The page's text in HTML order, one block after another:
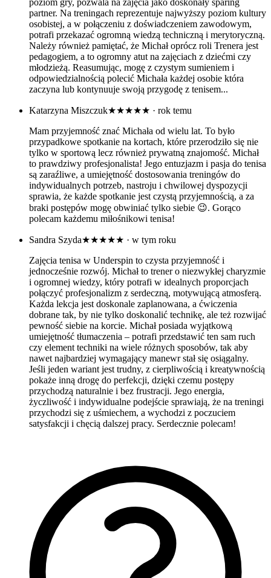
poziom gry, pozwala na zajęcia jako doskonały sparing
partner. Na treningach reprezentuje najwyższy poziom kultury
osobistej, a w połączeniu z doświadczeniem zawodowym,
potrafi przekazać ogromną wiedzą techniczną i merytoryczną.
Należy również pamiętać, że Michał oprócz roli Trenera jest
pedagogiem, a to ogromny atut na zajęciach z dziećmi czy
młodzieżą. Reasumując, mogę z czystym sumieniem i
odpowiedzialnością polecić Michała każdej osobie która
zaczyna lub kontynuuje swoją przygodę z tenisem...
Katarzyna Miszczuk★★★★★ · rok temu
Mam przyjemność znać Michała od wielu lat. To było
przypadkowe spotkanie na kortach, które przerodziło się nie
tylko w sportową lecz również prywatną znajomość. Michał
to prawdziwy profesjonalista! Jego entuzjazm i pasja do tenisa
są zaraźliwe, a umiejętność dostosowania treningów do
indywidualnych potrzeb, nastroju i chwilowej dyspozycji
sprawia, że każde spotkanie jest czystą przyjemnością, a za
braki postępów mogę obwiniać tylko siebie 😉. Gorąco
polecam każdemu miłośnikowi tenisa!
Sandra Szyda★★★★★ · w tym roku
Zajęcia tenisa w Underspin to czysta przyjemność i
jednocześnie rozwój. Michał to trener o niezwykłej charyzmie
i ogromnej wiedzy, który potrafi w idealnych proporcjach
połączyć profesjonalizm z serdeczną, motywującą atmosferą.
Każda lekcja jest doskonale zaplanowana, a ćwiczenia
dobrane tak, by nie tylko doskonalić technikę, ale też rozwijać
pewność siebie na korcie. Michał posiada wyjątkową
umiejętność tłumaczenia – potrafi przedstawić ten sam ruch
czy element techniki na wiele różnych sposobów, tak aby
nawet najbardziej wymagający manewr stał się osiągalny.
Jeśli jeden wariant jest trudny, z cierpliwością i kreatywnością
pokaże inną drogę do perfekcji, dzięki czemu postępy
przychodzą naturalnie i bez frustracji. Jego energia,
życzliwość i indywidualne podejście sprawiają, że na treningi
przychodzi się z uśmiechem, a wychodzi z poczuciem
satysfakcji i chęcią dalszej pracy. Serdecznie polecam!